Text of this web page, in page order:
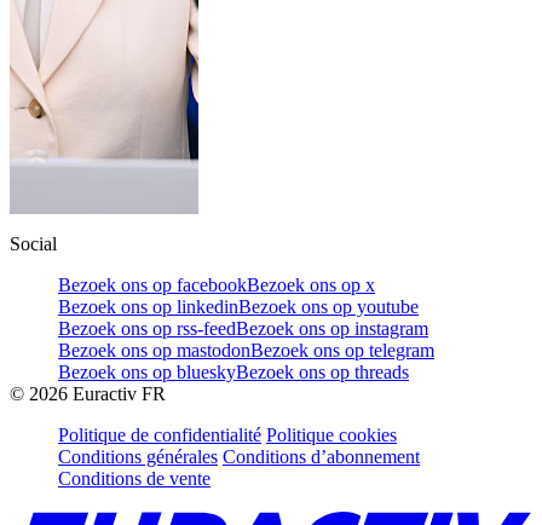
Social
Bezoek ons op facebookBezoek ons op x
Bezoek ons op linkedinBezoek ons op youtube
Bezoek ons op rss-feedBezoek ons op instagram
Bezoek ons op mastodonBezoek ons op telegram
Bezoek ons op blueskyBezoek ons op threads
© 2026 Euractiv FR
Politique de confidentialité Politique cookies
Conditions générales Conditions d’abonnement
Conditions de vente